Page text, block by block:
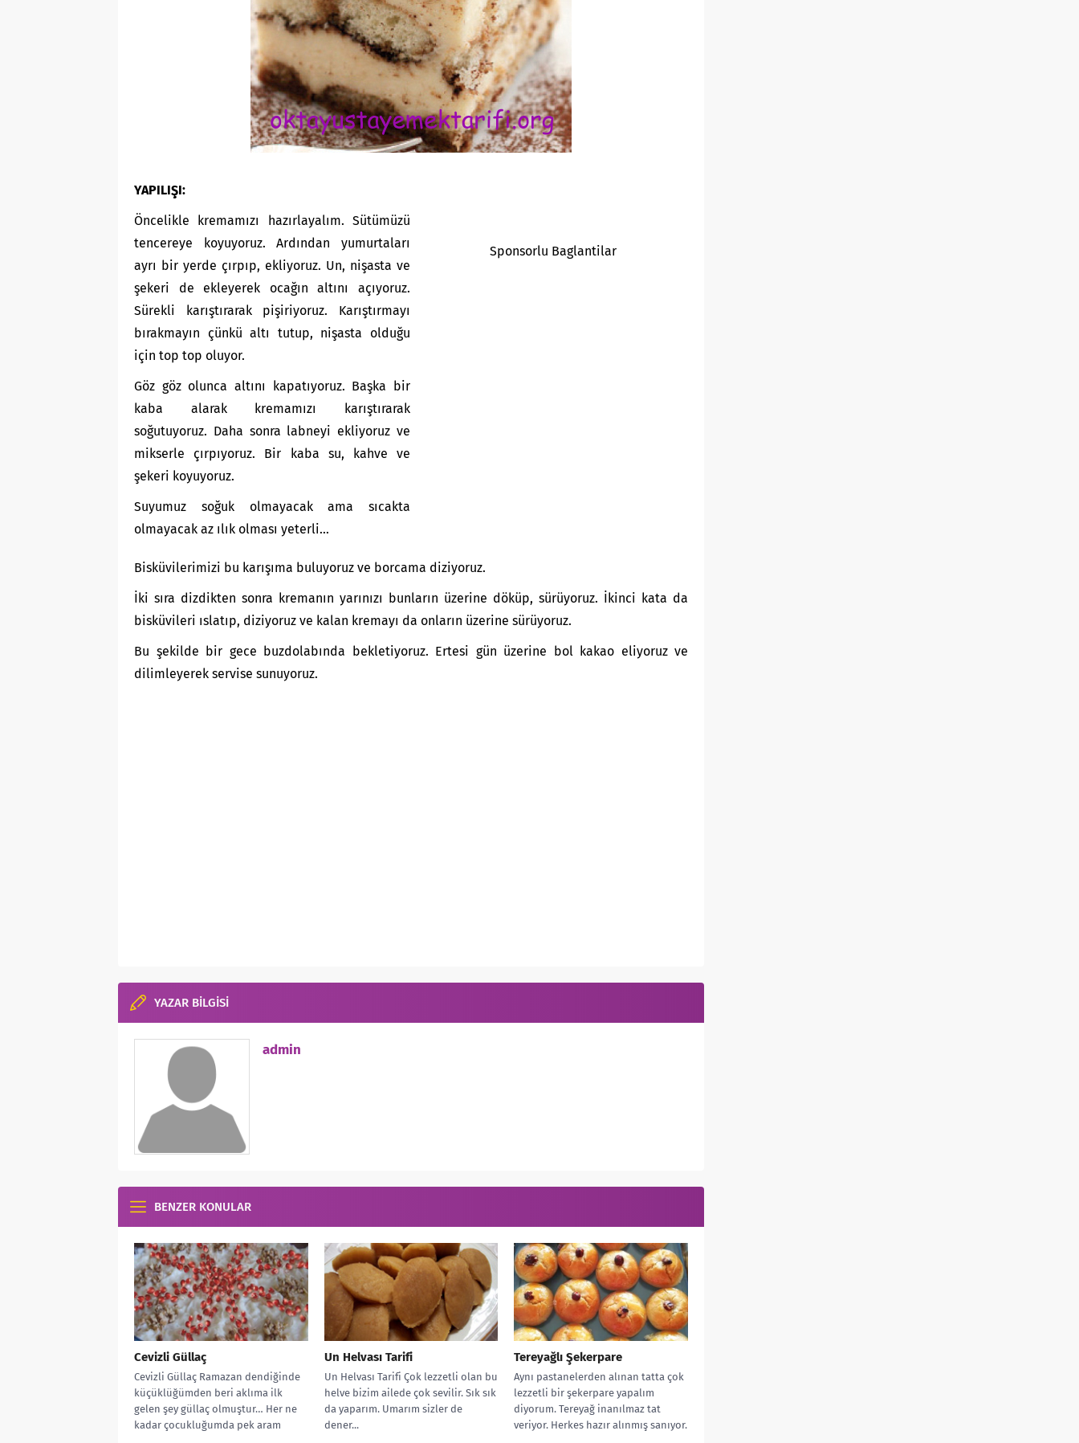
YAPILIŞI:
Sponsorlu Baglantilar
Öncelikle kremamızı hazırlayalım. Sütümüzü
tencereye koyuyoruz. Ardından yumurtaları
ayrı bir yerde çırpıp, ekliyoruz. Un, nişasta ve
şekeri de ekleyerek ocağın altını açıyoruz.
Sürekli karıştırarak pişiriyoruz. Karıştırmayı
bırakmayın çünkü altı tutup, nişasta olduğu
için top top oluyor.
Göz göz olunca altını kapatıyoruz. Başka bir
kaba alarak kremamızı karıştırarak
soğutuyoruz. Daha sonra labneyi ekliyoruz ve
mikserle çırpıyoruz. Bir kaba su, kahve ve
şekeri koyuyoruz.
Suyumuz soğuk olmayacak ama sıcakta
olmayacak az ılık olması yeterli…
Bisküvilerimizi bu karışıma buluyoruz ve borcama diziyoruz.
İki sıra dizdikten sonra kremanın yarınızı bunların üzerine döküp, sürüyoruz. İkinci kata da
bisküvileri ıslatıp, diziyoruz ve kalan kremayı da onların üzerine sürüyoruz.
Bu şekilde bir gece buzdolabında bekletiyoruz. Ertesi gün üzerine bol kakao eliyoruz ve
dilimleyerek servise sunuyoruz.
YAZAR BİLGİSİ
admin
BENZER KONULAR
Cevizli Güllaç
Cevizli Güllaç Ramazan dendiğinde
küçüklüğümden beri aklıma ilk
gelen şey güllaç olmuştur… Her ne
kadar çocukluğumda pek aram
Un Helvası Tarifi
Un Helvası Tarifi Çok lezzetli olan bu
helve bizim ailede çok sevilir. Sık sık
da yaparım. Umarım sizler de
dener...
Tereyağlı Şekerpare
Aynı pastanelerden alınan tatta çok
lezzetli bir şekerpare yapalım
diyorum. Tereyağ inanılmaz tat
veriyor. Herkes hazır alınmış sanıyor.